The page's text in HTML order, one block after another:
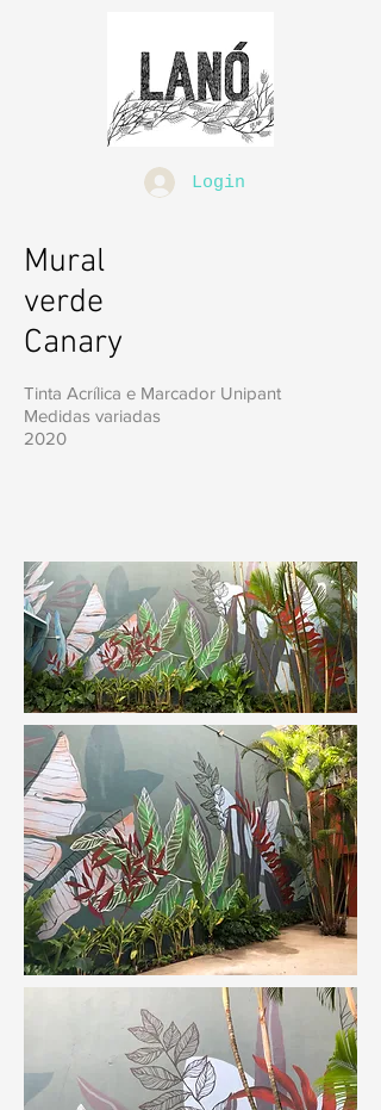
Login
Mural
verde
Canary
Tinta Acrílica e Marcador Unipant
Medidas variadas
2020